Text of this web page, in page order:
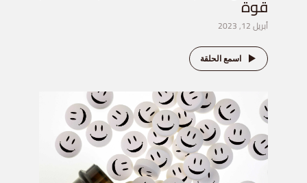
قوة
أبريل 12, 2023
اسمع الحلقة